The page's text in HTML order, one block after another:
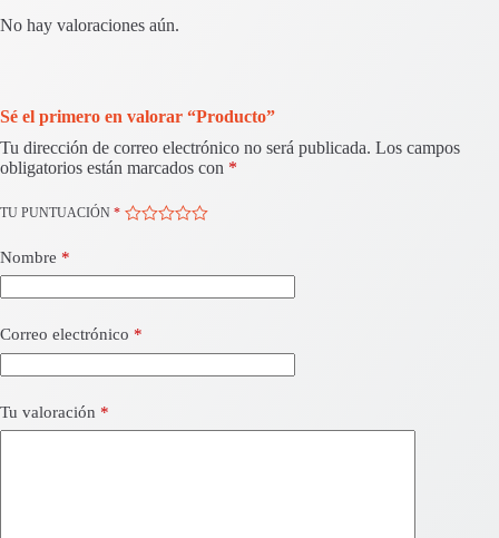
No hay valoraciones aún.
Sé el primero en valorar “Producto”
Tu dirección de correo electrónico no será publicada. Los campos
obligatorios están marcados con *
TU PUNTUACIÓN *
Nombre *
Correo electrónico *
Tu valoración *